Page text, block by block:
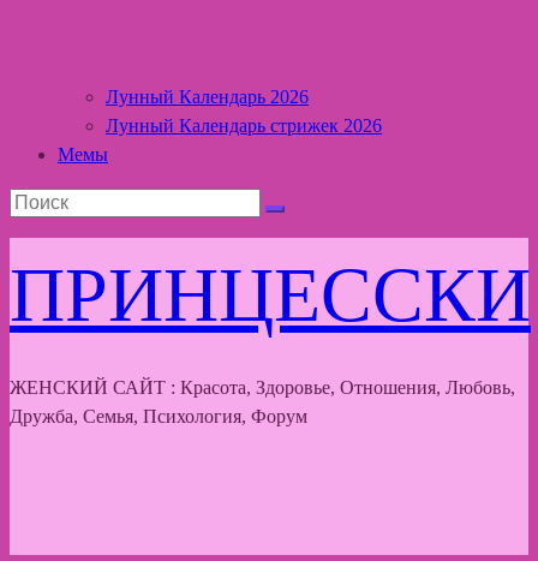
Лунный Календарь 2026
Лунный Календарь стрижек 2026
Мемы
ПРИНЦЕССКИ
ЖЕНСКИЙ САЙТ : Красота, Здоровье, Отношения, Любовь,
Дружба, Семья, Психология, Форум